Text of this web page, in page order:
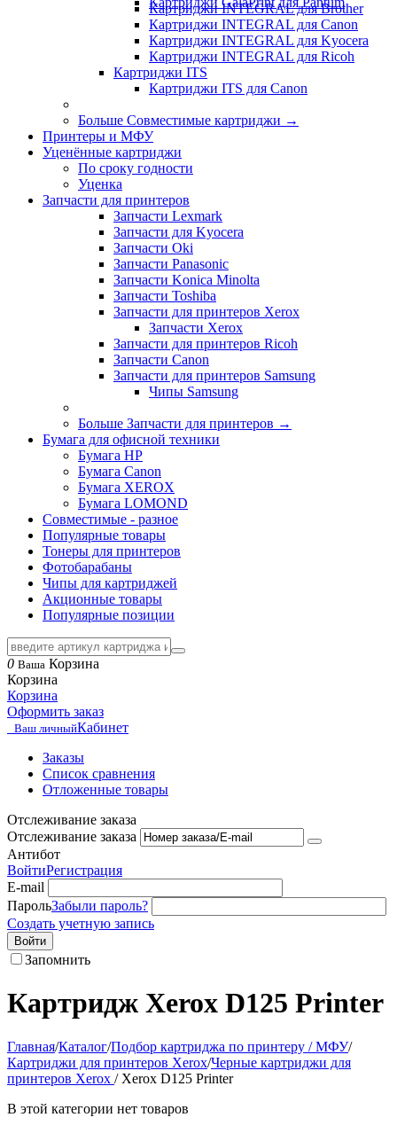
Картриджи INTEGRAL для Brother
Картриджи INTEGRAL для Canon
Картриджи INTEGRAL для Kyocera
Картриджи INTEGRAL для Ricoh
Картриджи ITS
Картриджи ITS для Canon
Больше Совместимые картриджи →
Принтеры и МФУ
Уценённые картриджи
По сроку годности
Уценка
Запчасти для принтеров
Запчасти Lexmark
Запчасти для Kyocera
Запчасти Oki
Запчасти Panasonic
Запчасти Koniсa Minolta
Запчасти Toshiba
Запчасти для принтеров Xerox
Запчасти Xerox
Запчасти для принтеров Ricoh
Запчасти Canon
Запчасти для принтеров Samsung
Чипы Samsung
Больше Запчасти для принтеров →
Бумага для офисной техники
Бумага HP
Бумага Canon
Бумага XEROX
Бумага LOMOND
Совместимые - разное
Популярные товары
Тонеры для принтеров
Фотобарабаны
Чипы для картриджей
Акционные товары
Популярные позиции
0 Ваша Корзина
Корзина
Корзина
Оформить заказ
Ваш личныйКабинет
Заказы
Список сравнения
Отложенные товары
Отслеживание заказа
Отслеживание заказа
Антибот
ВойтиРегистрация
E-mail
ПарольЗабыли пароль?
Создать учетную запись
Войти
Запомнить
Картридж Xerox D125 Printer
Главная/Каталог/Подбор картриджа по принтеру / МФУ/
Картриджи для принтеров Xerox/Черные картриджи для
принтеров Xerox /Xerox D125 Printer
В этой категории нет товаров